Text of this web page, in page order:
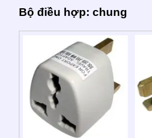
Bộ điều hợp: chung